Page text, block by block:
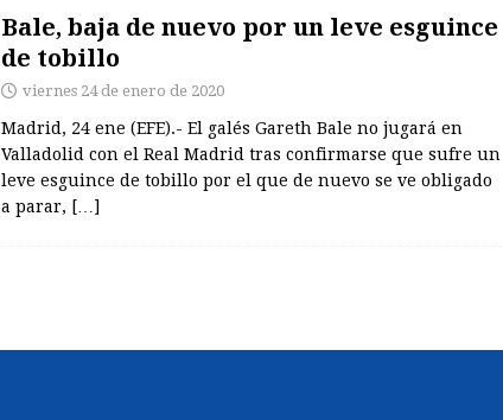
Bale, baja de nuevo por un leve esguince
de tobillo
viernes 24 de enero de 2020
Madrid, 24 ene (EFE).- El galés Gareth Bale no jugará en
Valladolid con el Real Madrid tras confirmarse que sufre un
leve esguince de tobillo por el que de nuevo se ve obligado
a parar, […]